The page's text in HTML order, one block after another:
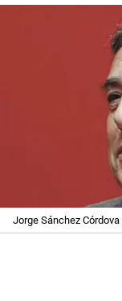
Jorge Sánchez Córdova